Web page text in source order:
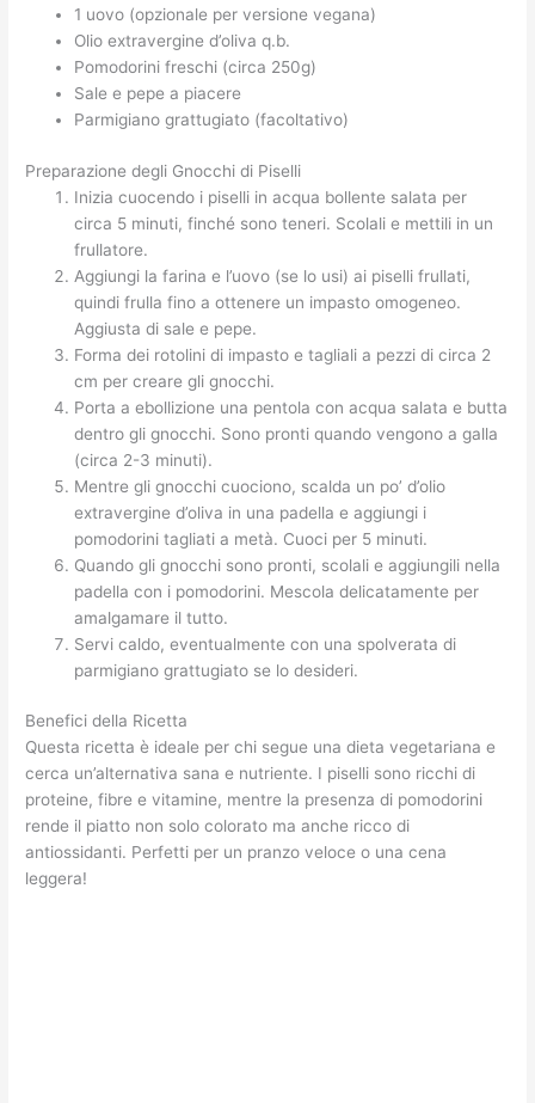
1 uovo (opzionale per versione vegana)
Olio extravergine d’oliva q.b.
Pomodorini freschi (circa 250g)
Sale e pepe a piacere
Parmigiano grattugiato (facoltativo)
Preparazione degli Gnocchi di Piselli
Inizia cuocendo i piselli in acqua bollente salata per
circa 5 minuti, finché sono teneri. Scolali e mettili in un
frullatore.
Aggiungi la farina e l’uovo (se lo usi) ai piselli frullati,
quindi frulla fino a ottenere un impasto omogeneo.
Aggiusta di sale e pepe.
Forma dei rotolini di impasto e tagliali a pezzi di circa 2
cm per creare gli gnocchi.
Porta a ebollizione una pentola con acqua salata e butta
dentro gli gnocchi. Sono pronti quando vengono a galla
(circa 2-3 minuti).
Mentre gli gnocchi cuociono, scalda un po’ d’olio
extravergine d’oliva in una padella e aggiungi i
pomodorini tagliati a metà. Cuoci per 5 minuti.
Quando gli gnocchi sono pronti, scolali e aggiungili nella
padella con i pomodorini. Mescola delicatamente per
amalgamare il tutto.
Servi caldo, eventualmente con una spolverata di
parmigiano grattugiato se lo desideri.
Benefici della Ricetta
Questa ricetta è ideale per chi segue una dieta vegetariana e
cerca un’alternativa sana e nutriente. I piselli sono ricchi di
proteine, fibre e vitamine, mentre la presenza di pomodorini
rende il piatto non solo colorato ma anche ricco di
antiossidanti. Perfetti per un pranzo veloce o una cena
leggera!